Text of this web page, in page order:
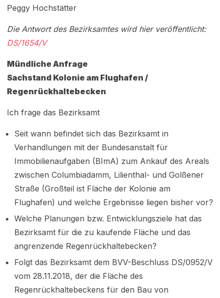
Peggy Hochstätter
Die Antwort des Bezirksamtes wird hier veröffentlicht:
DS/1654/V
Mündliche Anfrage
Sachstand Kolonie am Flughafen /
Regenrückhaltebecken
Ich frage das Bezirksamt
Seit wann befindet sich das Bezirksamt in
Verhandlungen mit der Bundesanstalt für
Immobilienaufgaben (BImA) zum Ankauf des Areals
zwischen Columbiadamm, Lilienthal- und Golßener
Straße (Großteil ist Fläche der Kolonie am
Flughafen) und welche Ergebnisse liegen bisher vor?
Welche Planungen bzw. Entwicklungsziele hat das
Bezirksamt für die zu kaufende Fläche und das
angrenzende Regenrückhaltebecken?
Folgt das Bezirksamt dem BVV-Beschluss DS/0952/V
vom 28.11.2018, der die Fläche des
Regenrückhaltebeckens für den Bau von